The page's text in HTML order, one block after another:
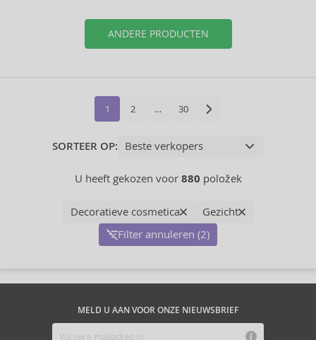
ANDERE PRODUCTEN
1 2 … 30
SORTEER OP:
U heeft gekozen voor 880 položek
Decoratieve cosmetica
Gezicht
Filter annuleren (2)
MELD U AAN VOOR ONZE NIEUWSBRIEF